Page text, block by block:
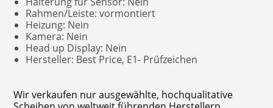
Rahmen/Leiste: vormontiert
Heizung: Nein
Kamera: Nein
Head up Display: Nein
Hersteller: Best Price, E1- Prüfzeichen
Wir verkaufen nur ausgewählte, hochqualitative